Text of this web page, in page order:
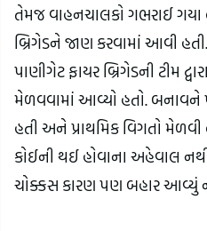
તેમજ વાહનચાલકો ગભરાઈ
બ્રિગેડને જાણ કરવામાં આવી હતી.
પાણીગેટ ફાયર બ્રિગેડની ટીમ
મેળવવામાં આવ્યો હતો.
હતી અને પ્રાથમિક વિગતો
કોઈની થઈ હોવાના અહેવાલ
ચોક્કસ કારણ પણ બહાર આવ્યું